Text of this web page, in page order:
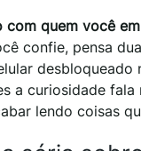
com quem você
confie, pensa
desbloqueado
a curiosidade fala
lendo coisas